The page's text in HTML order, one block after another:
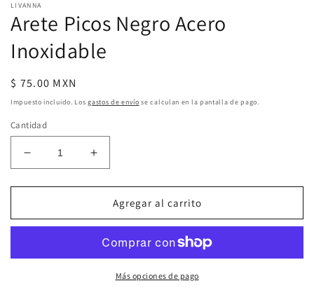
multimedia
1
en
ventana
modal
LIVANNA
Arete Picos Negro Acero
Inoxidable
Precio
habitual
$ 75.00 MXN
Impuesto incluido. Losgastos de envío se calculan en la pantalla de pago.
Cantidad
Reducir
cantidad
para
Picos
Inoxidable
Aumentar
cantidad
para
Arete
Picos
Acero
Inoxidable
Agregar al carrito
Más opciones de pago